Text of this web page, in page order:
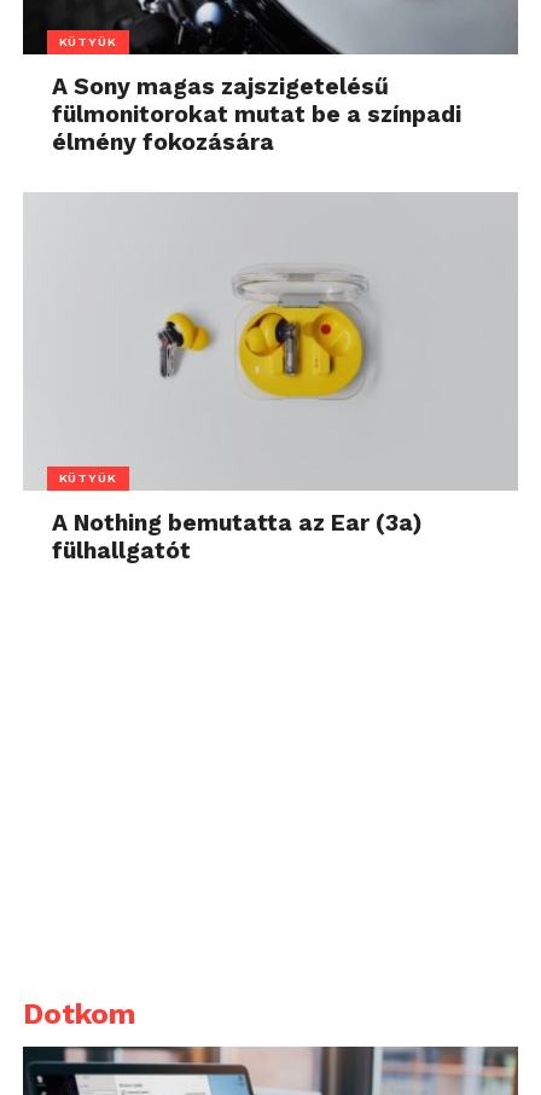
KÜTYÜK
A Sony magas zajszigetelésű
fülmonitorokat mutat be a színpadi
élmény fokozására
KÜTYÜK
A Nothing bemutatta az Ear (3a)
fülhallgatót
Dotkom